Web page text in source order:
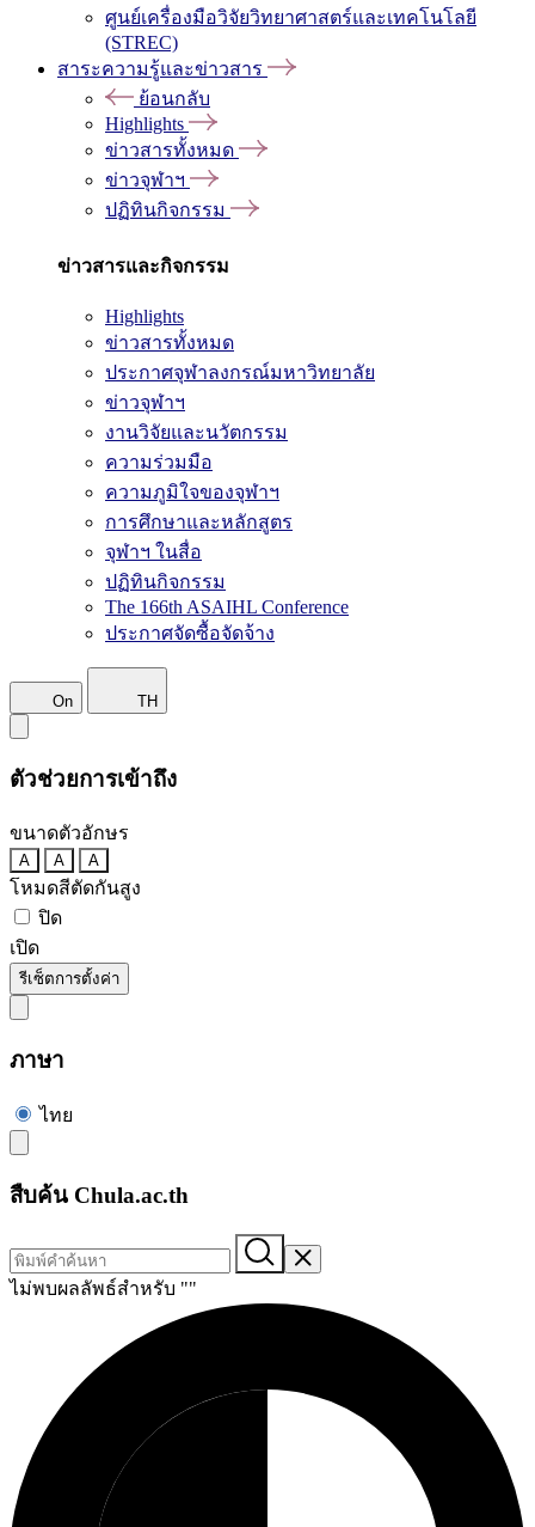
ศูนย์เครื่องมือวิจัยวิทยาศาสตร์และเทคโนโลยี
(STREC)
สาระความรู้และข่าวสาร
ย้อนกลับ
Highlights
ข่าวสารทั้งหมด
ข่าวจุฬาฯ
ปฏิทินกิจกรรม
ข่าวสารและกิจกรรม
Highlights
ข่าวสารทั้งหมด
ประกาศจุฬาลงกรณ์มหาวิทยาลัย
ข่าวจุฬาฯ
งานวิจัยและนวัตกรรม
ความร่วมมือ
ความภูมิใจของจุฬาฯ
การศึกษาและหลักสูตร
จุฬาฯ ในสื่อ
ปฏิทินกิจกรรม
The 166th ASAIHL Conference
ประกาศจัดซื้อจัดจ้าง
On TH
ตัวช่วยการเข้าถึง
ขนาดตัวอักษร
A A A
โหมดสีตัดกันสูง
ปิด
เปิด
รีเซ็ตการตั้งค่า
ภาษา
ไทย
สืบค้น Chula.ac.th
ไม่พบผลลัพธ์สำหรับ ""